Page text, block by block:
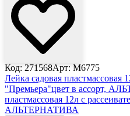
Код: 271568Арт: М6775
Лейка садовая пластмассовая
"Премьера"цвет в ассорт,
пластмассовая 12л с
АЛЬТЕРНАТИВА